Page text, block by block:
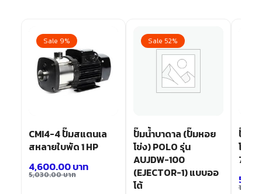
Sale 9%
CMI4-4 ปั๊มสแตนเล
สหลายใบพัด 1 HP
5,030.00บาท
4,600.00บาท
Sale 52%
ปั๊มน้ำบาดาล (ปั๊มหอย
โข่ง) POLO รุ่น
AUJDW-100
(EJECTOR-1) แบบออ
โต้
ปั๊มน้
โข่ง)